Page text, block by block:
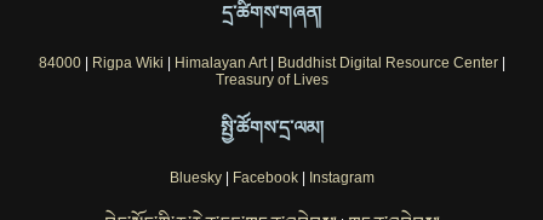
དྲ་ཚིགས་གཞན།
84000| Rigpa Wiki | Himalayan Art| Buddhist Digital Resource Center|
Treasury of Lives
སྤྱི་ཚོགས་དྲ་ལམ།
Bluesky| Facebook| Instagram